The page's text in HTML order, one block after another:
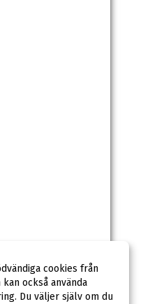
cookies från
också använda
Du väljer själv om du